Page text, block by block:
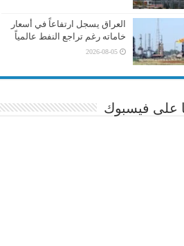
العراق يسجل ارتفاعاً في أسعار
خاماته رغم تراجع النفط عالمياً
2026-08-05
على فيسبوك